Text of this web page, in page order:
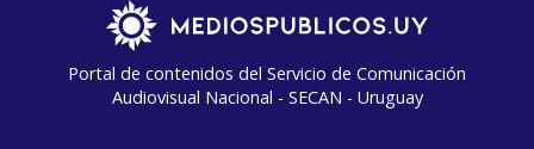
Portal de contenidos del Servicio de Comunicación
Audiovisual Nacional - SECAN - Uruguay